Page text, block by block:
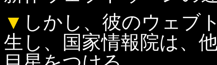
▼ しかし、彼のウェブ
生し、国家情報院は、